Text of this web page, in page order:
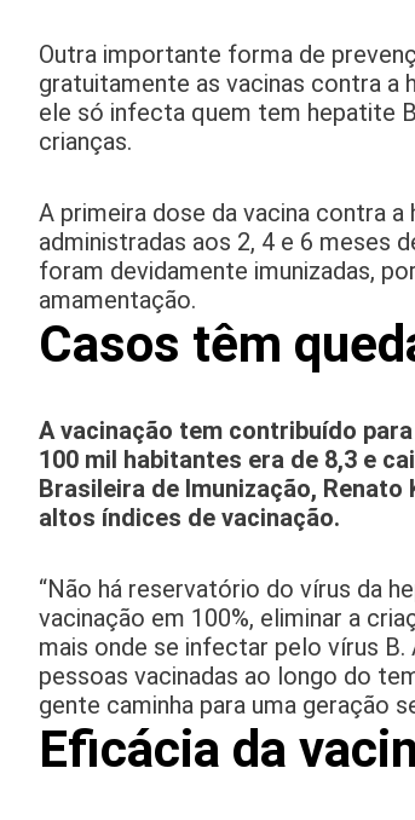
Outra importante forma de
gratuitamente as vacinas contra a
ele só infecta quem tem hepatite
crianças.
A primeira dose da vacina contra
administradas aos 2, 4 e 6 meses
foram devidamente imunizadas,
amamentação.
Casos têm
A vacinação tem contribuído
100 mil habitantes era de 8,3 e
Brasileira de Imunização,
altos índices de vacinação.
“Não há reservatório do vírus da
vacinação em 100%, eliminar a
mais onde se infectar pelo vírus
pessoas vacinadas ao longo do
gente caminha para uma geração
Eficácia da